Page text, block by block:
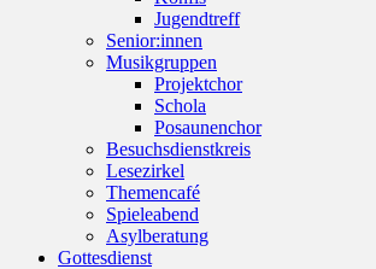
Jugendtreff
Senior:innen
Musikgruppen
Projektchor
Schola
Posaunenchor
Besuchsdienstkreis
Lesezirkel
Themencafé
Spieleabend
Asylberatung
Gottesdienst